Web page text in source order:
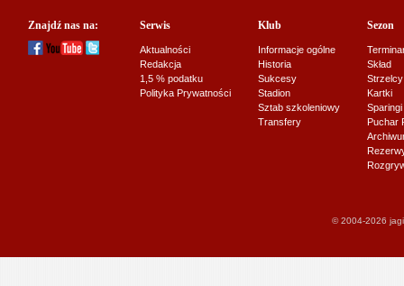
Znajdź nas na: Serwis
Aktualności
Redakcja
1,5 % podatku
Polityka Prywatności
Klub
Informacje ogólne
Historia
Sukcesy
Stadion
Sztab szkoleniowy
Transfery
Sezon
Skład
Strzelcy
Kartki
Sparingi
Puchar
© 2004-2026